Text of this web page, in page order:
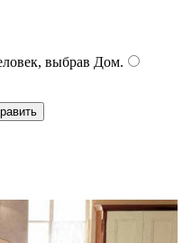
выбрав Дом.